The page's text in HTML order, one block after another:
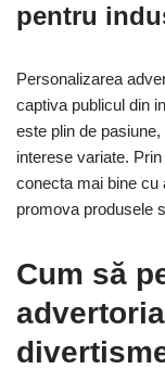
pentru
Personalizarea
captiva publicul din
este plin de
interese variate.
conecta mai bine cu
promova produsele
Cum să